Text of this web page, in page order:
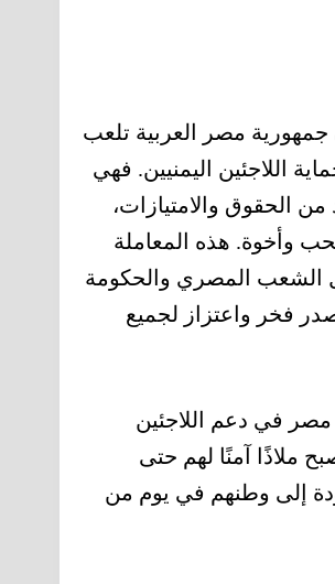
جمهورية مصر العربية تلعب
اللاجئين اليمنيين. فهي
من الحقوق والامتيازات،
وأخوة. هذه المعاملة
الشعب المصري والحكومة
فخر واعتزاز لجميع
في دعم اللاجئين
ملاذًا آمنًا لهم حتى
إلى وطنهم في يوم من